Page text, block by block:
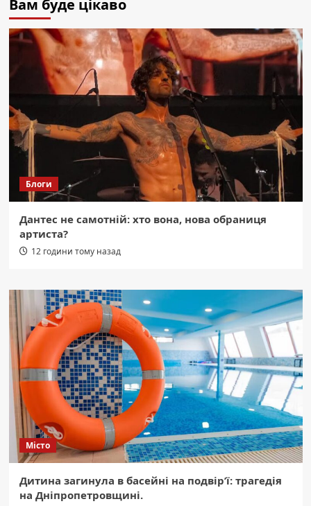
Вам буде цікаво
Блоги
Дантес не самотній: хто вона, нова обраниця
артиста?
12 години тому назад
Місто
Дитина загинула в басейні на подвір’ї: трагедія
на Дніпропетровщині.